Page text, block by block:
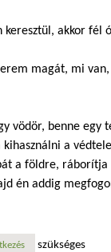
keresztül, akkor fél
magát, mi
vödör, benne
a
a földre,
én addig
szükséges